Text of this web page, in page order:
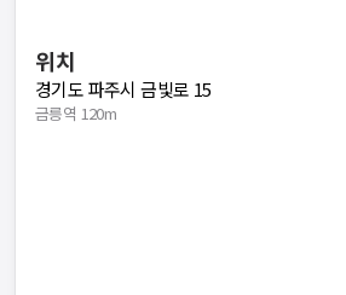
위치
경기도 파주시 금빛로 15
금릉역 120m